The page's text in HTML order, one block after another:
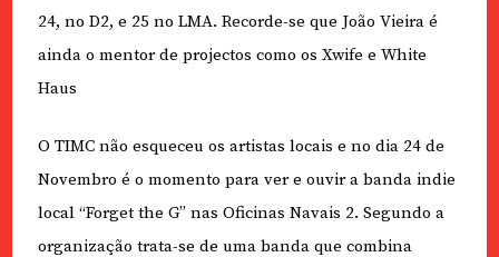
24, no D2, e 25 no LMA. Recorde-se que João Vieira é
ainda o mentor de projectos como os Xwife e White
Haus
O TIMC não esqueceu os artistas locais e no dia 24 de
Novembro é o momento para ver e ouvir a banda indie
local “Forget the G” nas Oficinas Navais 2. Segundo a
organização trata-se de uma banda que combina